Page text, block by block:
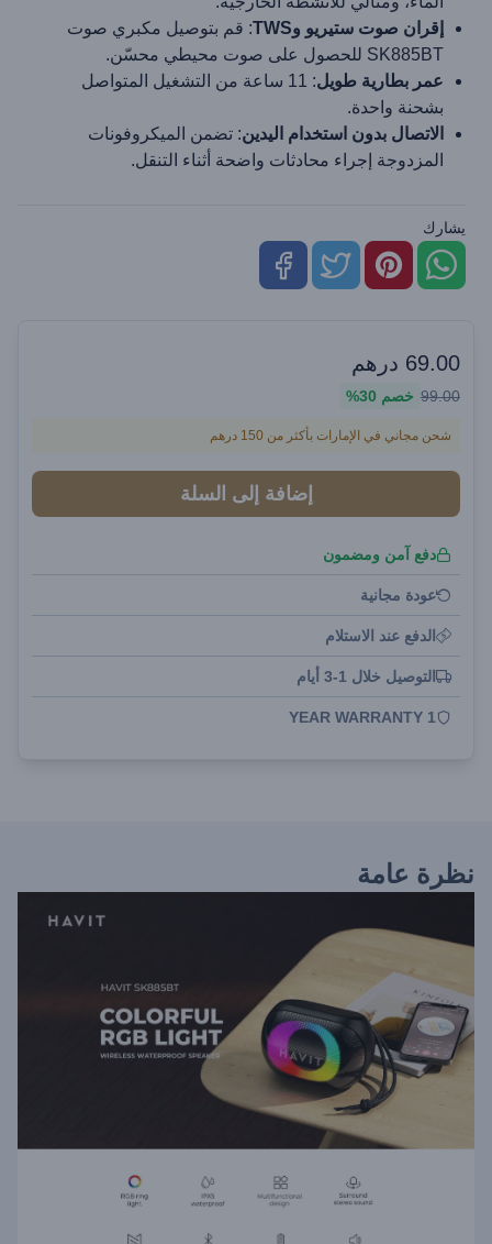
إقران صوت ستيريو وTWS
: قم بتوصيل مكبري صوت
SK885BT للحصول على صوت محيطي محسّن.
عمر بطارية طويل
: 11 ساعة من التشغيل المتواصل
بشحنة واحدة.
الاتصال بدون استخدام اليدين: تضمن الميكروفونات
المزدوجة إجراء محادثات واضحة أثناء التنقل.
يشارك
69.00 درهم
99.00 خصم 30%
شحن مجاني في الإمارات بأكثر من 150 درهم
إضافة إلى السلة
دفع آمن ومضمون
عودة مجانية
الدفع عند الاستلام
التوصيل خلال 1-3 أيام
1 YEAR WARRANTY
نظرة عامة